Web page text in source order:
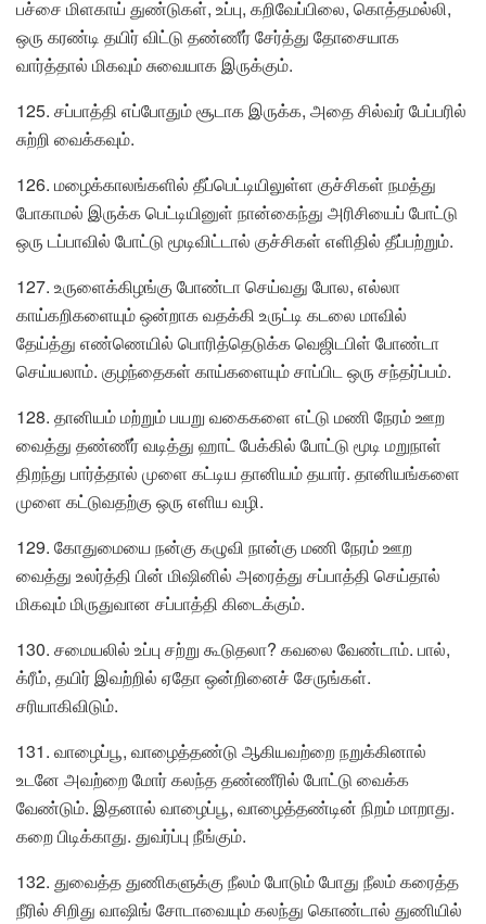
பச்சை மிளகாய் துண்டுகள், உப்பு, கறிவேப்பிலை, கொத்தமல்லி,
ஒரு கரண்டி தயிர் விட்டு தண்ணீர் சேர்த்து தோசையாக
வார்த்தால் மிகவும் சுவையாக இருக்கும்.
125. சப்பாத்தி எப்போதும் சூடாக இருக்க, அதை சில்வர் பேப்பரில்
சுற்றி வைக்கவும்.
126. மழைக்காலங்களில் தீப்பெட்டியிலுள்ள குச்சிகள் நமத்து
போகாமல் இருக்க பெட்டியினுள் நான்கைந்து அரிசியைப் போட்டு
ஒரு டப்பாவில் போட்டு மூடிவிட்டால் குச்சிகள் எளிதில் தீப்பற்றும்.
127. உருளைக்கிழங்கு போண்டா செய்வது போல, எல்லா
காய்கறிகளையும் ஒன்றாக வதக்கி உருட்டி கடலை மாவில்
தேய்த்து எண்ணெயில் பொரித்தெடுக்க வெஜிடபிள் போண்டா
செய்யலாம். குழந்தைகள் காய்களையும் சாப்பிட ஒரு சந்தர்ப்பம்.
128. தானியம் மற்றும் பயறு வகைகளை எட்டு மணி நேரம் ஊற
வைத்து தண்ணீர் வடித்து ஹாட் பேக்கில் போட்டு மூடி மறுநாள்
திறந்து பார்த்தால் முளை கட்டிய தானியம் தயார். தானியங்களை
முளை கட்டுவதற்கு ஒரு எளிய வழி.
129. கோதுமையை நன்கு கழுவி நான்கு மணி நேரம் ஊற
வைத்து உலர்த்தி பின் மிஷினில் அரைத்து சப்பாத்தி செய்தால்
மிகவும் மிருதுவான சப்பாத்தி கிடைக்கும்.
130. சமையலில் உப்பு சற்று கூடுதலா? கவலை வேண்டாம். பால்,
க்ரீம், தயிர் இவற்றில் ஏதோ ஒன்றினைச் சேருங்கள்.
சரியாகிவிடும்.
131. வாழைப்பூ, வாழைத்தண்டு ஆகியவற்றை நறுக்கினால்
உடனே அவற்றை மோர் கலந்த தண்ணீரில் போட்டு வைக்க
வேண்டும். இதனால் வாழைப்பூ, வாழைத்தண்டின் நிறம் மாறாது.
கறை பிடிக்காது. துவர்ப்பு நீங்கும்.
132. துவைத்த துணிகளுக்கு நீலம் போடும் போது நீலம் கரைத்த
நீரில் சிறிது வாஷிங் சோடாவையும் கலந்து கொண்டால் துணியில்